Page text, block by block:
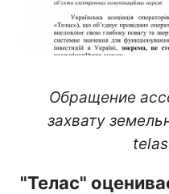
Обращение
захвату
"Телас"